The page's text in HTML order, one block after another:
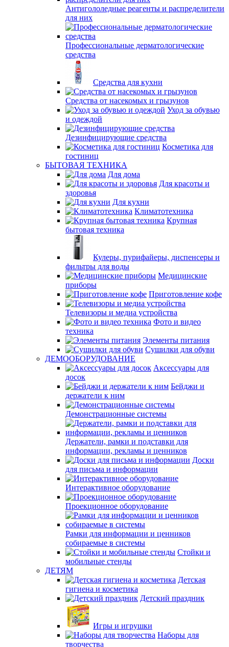
Антигололедные реагенты и распределители
для них
Профессиональные дерматологические
средства
Средства для кухни
Средства от насекомых и грызунов
Уход за обувью
и одеждой
Дезинфицирующие средства
Косметика для
гостиниц
БЫТОВАЯ ТЕХНИКА
Для дома
Для красоты и
здоровья
Для кухни
Климатотехника
Крупная
бытовая техника
Кулеры, пурифайеры, диспенсеры и
фильтры для воды
Медицинские
приборы
Приготовление кофе
Телевизоры и медиа устройства
Фото и видео
техника
Элементы питания
Сушилки для обуви
ДЕМООБОРУДОВАНИЕ
Аксессуары для
досок
Бейджи и
держатели к ним
Демонстрационные системы
Держатели, рамки и подставки для
информации, рекламы и ценников
Доски
для письма и информации
Интерактивное оборудование
Проекционное оборудование
Рамки для информации и ценников
собираемые в системы
Стойки и
мобильные стенды
ДЕТЯМ
Детская
гигиена и косметика
Детский праздник
Игры и игрушки
Наборы для
творчества